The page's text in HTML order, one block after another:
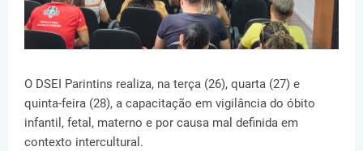
O DSEI Parintins realiza, na terça (26), quarta (27) e
quinta-feira (28), a capacitação em vigilância do óbito
infantil, fetal, materno e por causa mal definida em
contexto intercultural.